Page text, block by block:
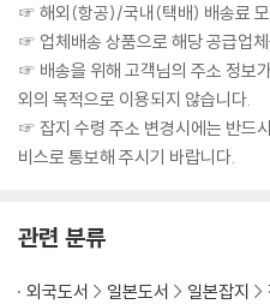
☞ 해외(항공)/국내(택배) 배송료 모
☞ 업체배송 상품으로 해당 공급업
☞ 배송을 위해 고객님의 주소 정보
외의 목적으로 이용되지 않습니다.
☞ 잡지 수령 주소 변경시에는 반
비스로 통보해 주시기 바랍니다.
관련 분류
외국도서 일본도서 일본잡지